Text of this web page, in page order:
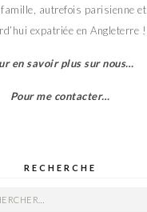
autrefois parisienne et
expatriée en Angleterre !
en savoir plus sur nous…
Pour me contacter…
RECHERCHE
: